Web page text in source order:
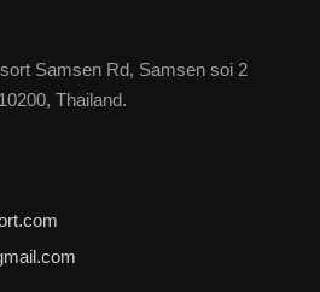
Samsen Rd, Samsen soi 2
Thailand.